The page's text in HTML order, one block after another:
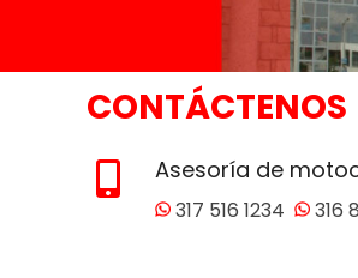
CONTÁCTENOS
Asesoría de
317 516 1234 316